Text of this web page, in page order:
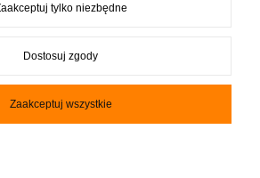
60, 41-922 Radzionków, śląskie NIP: 645-241-94-
tylko niezbędne
Dostosuj zgody
Zaakceptuj wszystkie